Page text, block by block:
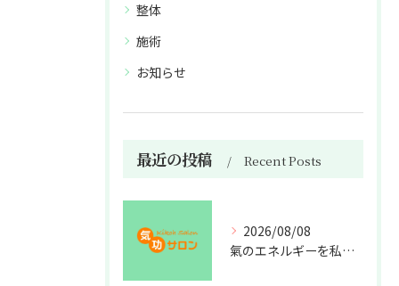
整体
施術
お知らせ
最近の投稿 Recent Posts
2026/08/08
氣のエネルギーを私利私欲のために使うな